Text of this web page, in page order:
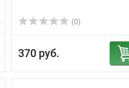
(0)
370 руб.